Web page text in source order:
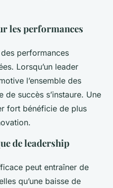
les performances
performances
Lorsqu’un leader
l’ensemble des
de succès s’instaure. Une
fort bénéficie de plus
de leadership
peut entraîner de
qu’une baisse de